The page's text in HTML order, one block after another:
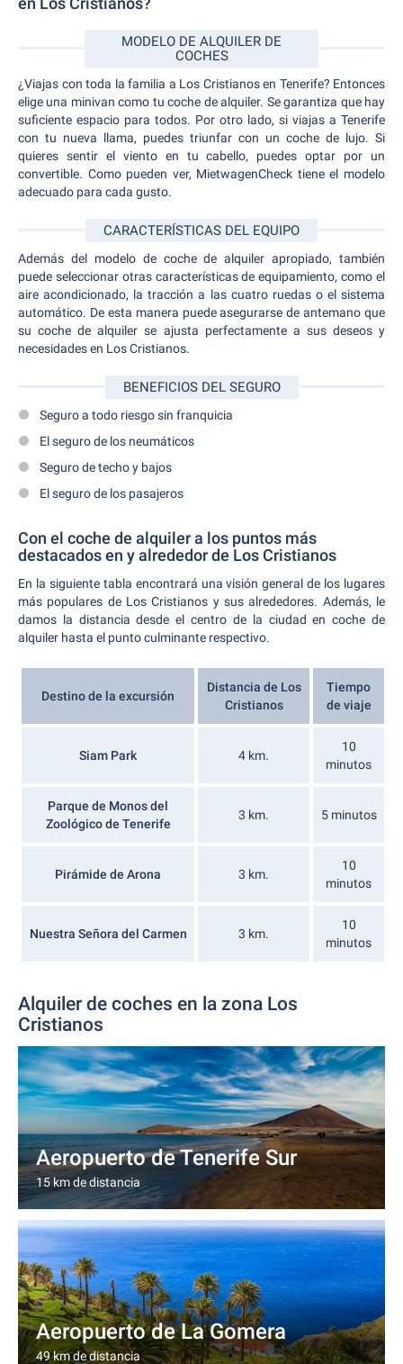
MODELO DE ALQUILER DE
COCHES
¿Viajas con toda la familia a Los Cristianos en Tenerife? Entonces
elige una minivan como tu coche de alquiler. Se garantiza que hay
suficiente espacio para todos. Por otro lado, si viajas a Tenerife
con tu nueva llama, puedes triunfar con un coche de lujo. Si
quieres sentir el viento en tu cabello, puedes optar por un
convertible. Como pueden ver, MietwagenCheck tiene el modelo
adecuado para cada gusto.
CARACTERÍSTICAS DEL EQUIPO
Además del modelo de coche de alquiler apropiado, también
puede seleccionar otras características de equipamiento, como el
aire acondicionado, la tracción a las cuatro ruedas o el sistema
automático. De esta manera puede asegurarse de antemano que
su coche de alquiler se ajusta perfectamente a sus deseos y
necesidades en Los Cristianos.
BENEFICIOS DEL SEGURO
Seguro a todo riesgo sin franquicia
El seguro de los neumáticos
Seguro de techo y bajos
El seguro de los pasajeros
Con el coche de alquiler a los puntos más
destacados en y alrededor de Los Cristianos
En la siguiente tabla encontrará una visión general de los lugares
más populares de Los Cristianos y sus alrededores. Además, le
damos la distancia desde el centro de la ciudad en coche de
alquiler hasta el punto culminante respectivo.
Destino de la excursión
Distancia de Los
Cristianos
Tiempo
de viaje
Siam Park 4 km.
10
minutos
Parque de Monos del
Zoológico de Tenerife
3 km. 5 minutos
Pirámide de Arona 3 km.
10
minutos
Nuestra Señora del Carmen 3 km.
10
minutos
Alquiler de coches en la zona Los
Cristianos
Aeropuerto de Tenerife Sur
15 km de distancia
Aeropuerto de La Gomera
49 km de distancia